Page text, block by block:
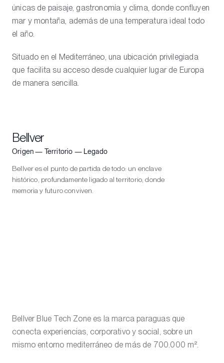
únicas de paisaje, gastronomía y clima, donde confluyen
mar y montaña, además de una temperatura ideal todo
el año.
Situado en el Mediterráneo, una ubicación privilegiada
que facilita su acceso desde cualquier lugar de Europa
de manera sencilla.
Bellver
Origen — Territorio — Legado
Bellver es el punto de partida de todo: un enclave
histórico, profundamente ligado al territorio, donde
memoria y futuro conviven.
Bellver Blue Tech Zone es la marca paraguas que
conecta experiencias, corporativo y social, sobre un
mismo entorno mediterráneo de más de 700.000 m².